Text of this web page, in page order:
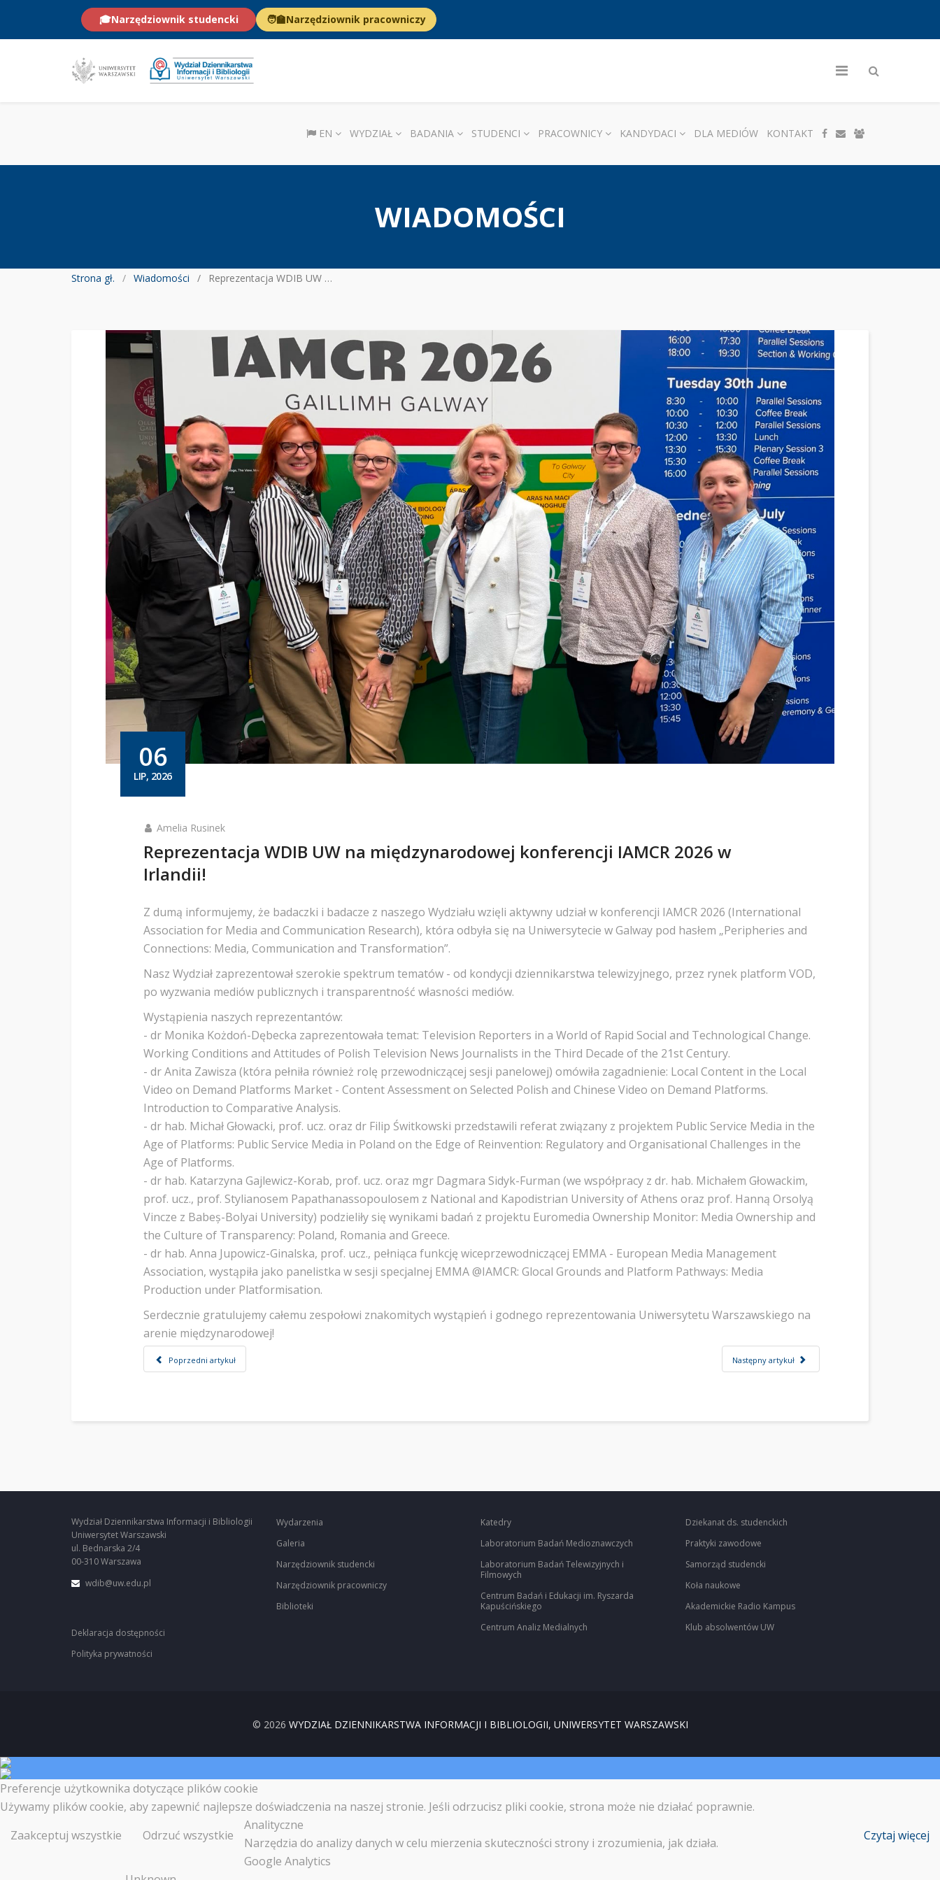
🎓Narzędziownik studencki 🧑‍🏫Narzędziownik pracowniczy
EN WYDZIAŁ BADANIA STUDENCI PRACOWNICY KANDYDACI DLA MEDIÓW KONTAKT
WIADOMOŚCI
Strona gł. Wiadomości Reprezentacja WDIB UW na międzynarodowej konferencji IAMCR 2026 w Irlandii!
06
LIP, 2026
Amelia Rusinek
Reprezentacja WDIB UW na międzynarodowej konferencji IAMCR 2026 w
Irlandii!
Z dumą informujemy, że badaczki i badacze z naszego Wydziału wzięli aktywny udział w konferencji IAMCR 2026 (International
Association for Media and Communication Research), która odbyła się na Uniwersytecie w Galway pod hasłem „Peripheries and
Connections: Media, Communication and Transformation”.
Nasz Wydział zaprezentował szerokie spektrum tematów - od kondycji dziennikarstwa telewizyjnego, przez rynek platform VOD,
po wyzwania mediów publicznych i transparentność własności mediów.
Wystąpienia naszych reprezentantów:
- dr Monika Kożdoń-Dębecka zaprezentowała temat: Television Reporters in a World of Rapid Social and Technological Change.
Working Conditions and Attitudes of Polish Television News Journalists in the Third Decade of the 21st Century.
- dr Anita Zawisza (która pełniła również rolę przewodniczącej sesji panelowej) omówiła zagadnienie: Local Content in the Local
Video on Demand Platforms Market - Content Assessment on Selected Polish and Chinese Video on Demand Platforms.
Introduction to Comparative Analysis.
- dr hab. Michał Głowacki, prof. ucz. oraz dr Filip Świtkowski przedstawili referat związany z projektem Public Service Media in the
Age of Platforms: Public Service Media in Poland on the Edge of Reinvention: Regulatory and Organisational Challenges in the
Age of Platforms.
- dr hab. Katarzyna Gajlewicz-Korab, prof. ucz. oraz mgr Dagmara Sidyk-Furman (we współpracy z dr. hab. Michałem Głowackim,
prof. ucz., prof. Stylianosem Papathanassopoulosem z National and Kapodistrian University of Athens oraz prof. Hanną Orsolyą
Vincze z Babeș-Bolyai University) podzieliły się wynikami badań z projektu Euromedia Ownership Monitor: Media Ownership and
the Culture of Transparency: Poland, Romania and Greece.
- dr hab. Anna Jupowicz-Ginalska, prof. ucz., pełniąca funkcję wiceprzewodniczącej EMMA - European Media Management
Association, wystąpiła jako panelistka w sesji specjalnej EMMA @IAMCR: Glocal Grounds and Platform Pathways: Media
Production under Platformisation.
Serdecznie gratulujemy całemu zespołowi znakomitych wystąpień i godnego reprezentowania Uniwersytetu Warszawskiego na
arenie międzynarodowej!
Poprzedni artykuł Następny artykuł
Wydział Dziennikarstwa Informacji i Bibliologii
Uniwersytet Warszawski
ul. Bednarska 2/4
00-310 Warszawa
wdib@uw.edu.pl
Deklaracja dostępności
Polityka prywatności
Wydarzenia
Galeria
Narzędziownik studencki
Narzędziownik pracowniczy
Biblioteki
Katedry
Laboratorium Badań Medioznawczych
Laboratorium Badań Telewizyjnych i
Filmowych
Centrum Badań i Edukacji im. Ryszarda
Kapuścińskiego
Centrum Analiz Medialnych
Dziekanat ds. studenckich
Praktyki zawodowe
Samorząd studencki
Koła naukowe
Akademickie Radio Kampus
Klub absolwentów UW
© 2026 WYDZIAŁ DZIENNIKARSTWA INFORMACJI I BIBLIOLOGII, UNIWERSYTET WARSZAWSKI
Preferencje użytkownika dotyczące plików cookie
Używamy plików cookie, aby zapewnić najlepsze doświadczenia na naszej stronie. Jeśli odrzucisz pliki cookie, strona może nie działać poprawnie.
Zaakceptuj wszystkie
Odrzuć wszystkie Czytaj więcej
Analityczne
Narzędzia do analizy danych w celu mierzenia skuteczności strony i zrozumienia, jak działa.
Google Analytics